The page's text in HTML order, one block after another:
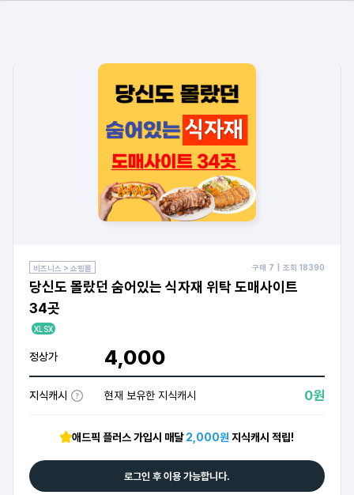
비즈니스 > 쇼핑몰 구매 7 | 조회 18390
당신도 몰랐던 숨어있는 식자재 위탁 도매사이트
34곳
XLSX
정상가 4,000
지식캐시 현재 보유한 지식캐시 0원
애드픽 플러스 가입시 매달2,000원 지식캐시 적립!
로그인 후 이용 가능합니다.